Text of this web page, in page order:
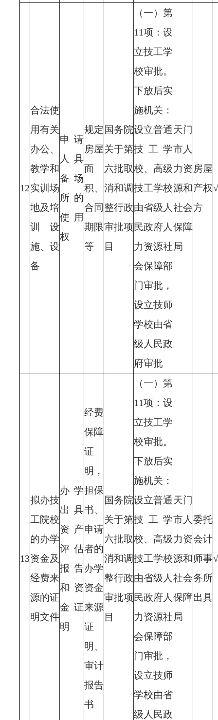
12
合法使
用有关
办公、
教学和
实训场
地及培
训设
施、设
备
申请
人具
备场
所的
使用
权
规定
房屋
面
积、
合同
期限
等
国务院
关于第
六批取
消和调
整行政
审批项
目
（一）第
11项：设
立技工学
校审批。
下放后实
施机关：
设立普通
技工学
校、高级
技工学校
由省级人
民政府人
力资源社
会保障部
门审批，
设立技师
学校由省
级人民政
府审批
天门
市人
力资
源和
社会
保障
局
房屋
产权
方
√
13
拟办技
工院校
的办学
资金及
经费来
源的证
明文件
办学
出具
资产
评估
报告
和资
金证
明
经费
保障
证
明，
担保
书、
申请
者的
办学
资金
来源
证
明、
审计
报告
书
国务院
关于第
六批取
消和调
整行政
审批项
目
（一）第
11项：设
立技工学
校审批。
下放后实
施机关：
设立普通
技工学
校、高级
技工学校
由省级人
民政府人
力资源社
会保障部
门审批，
设立技师
学校由省
级人民政
天门
市人
力资
源和
社会
保障
局
委托
会计
师事
务所
出具
√